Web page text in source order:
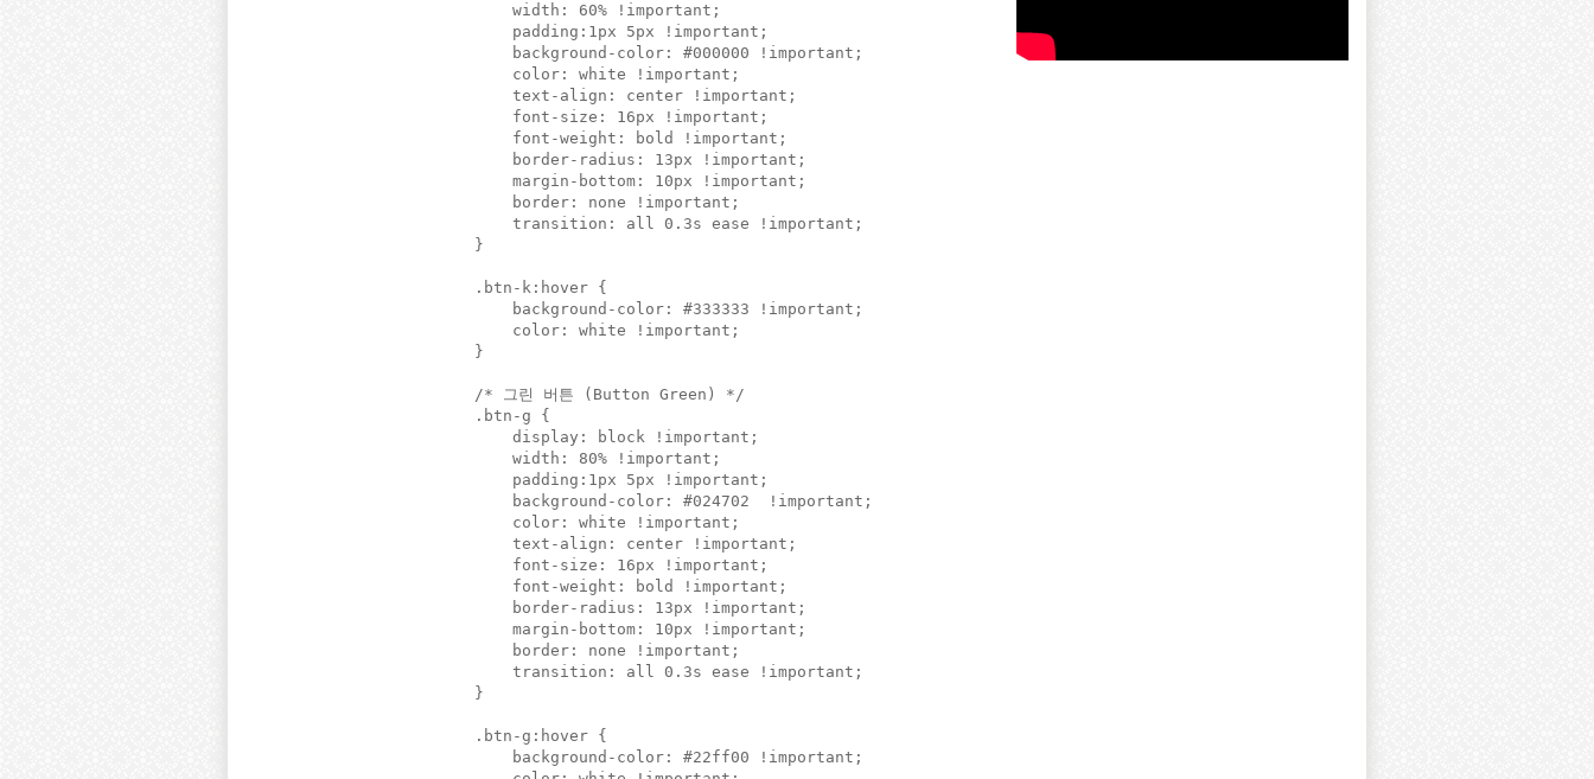
    width: 60% !important;
    padding:1px 5px !important;
    background-color: #000000 !important;
    color: white !important;
    text-align: center !important;
    font-size: 16px !important;
    font-weight: bold !important;
    border-radius: 13px !important;
    margin-bottom: 10px !important;
    border: none !important;
    transition: all 0.3s ease !important;
}
.btn-k:hover {
    background-color: #333333 !important;
    color: white !important;
}
/* 그린 버튼 (Button Green) */
.btn-g {
    display: block !important;
    width: 80% !important;
    padding:1px 5px !important;
    background-color: #024702  !important;
    color: white !important;
    text-align: center !important;
    font-size: 16px !important;
    font-weight: bold !important;
    border-radius: 13px !important;
    margin-bottom: 10px !important;
    border: none !important;
    transition: all 0.3s ease !important;
}
.btn-g:hover {
    background-color: #22ff00 !important;